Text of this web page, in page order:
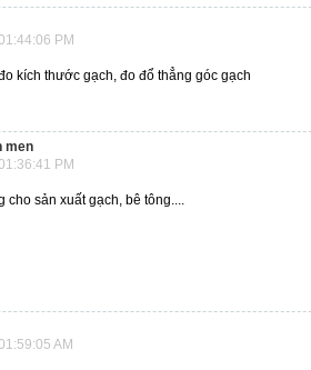
PM
kích thước gạch, đo đổ thẳng góc gạch
men
PM
cho sản xuất gạch, bê tông....
AM